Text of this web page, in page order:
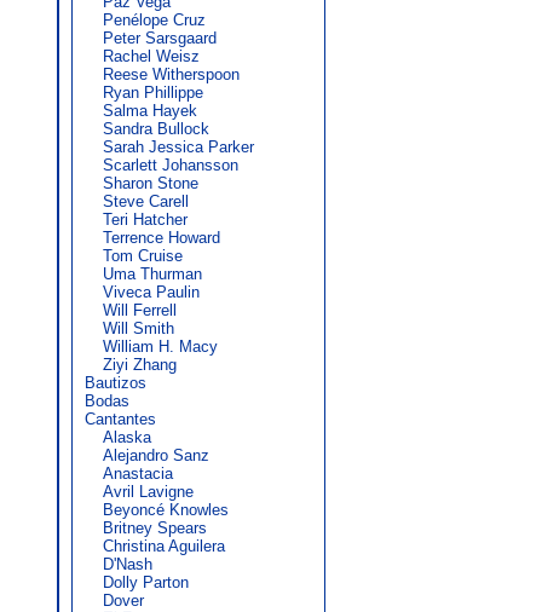
Penélope Cruz
Peter Sarsgaard
Rachel Weisz
Reese Witherspoon
Ryan Phillippe
Salma Hayek
Sandra Bullock
Sarah Jessica Parker
Scarlett Johansson
Sharon Stone
Steve Carell
Teri Hatcher
Terrence Howard
Tom Cruise
Uma Thurman
Viveca Paulin
Will Ferrell
Will Smith
William H. Macy
Ziyi Zhang
Bautizos
Bodas
Cantantes
Alaska
Alejandro Sanz
Anastacia
Avril Lavigne
Beyoncé Knowles
Britney Spears
Christina Aguilera
D'Nash
Dolly Parton
Dover